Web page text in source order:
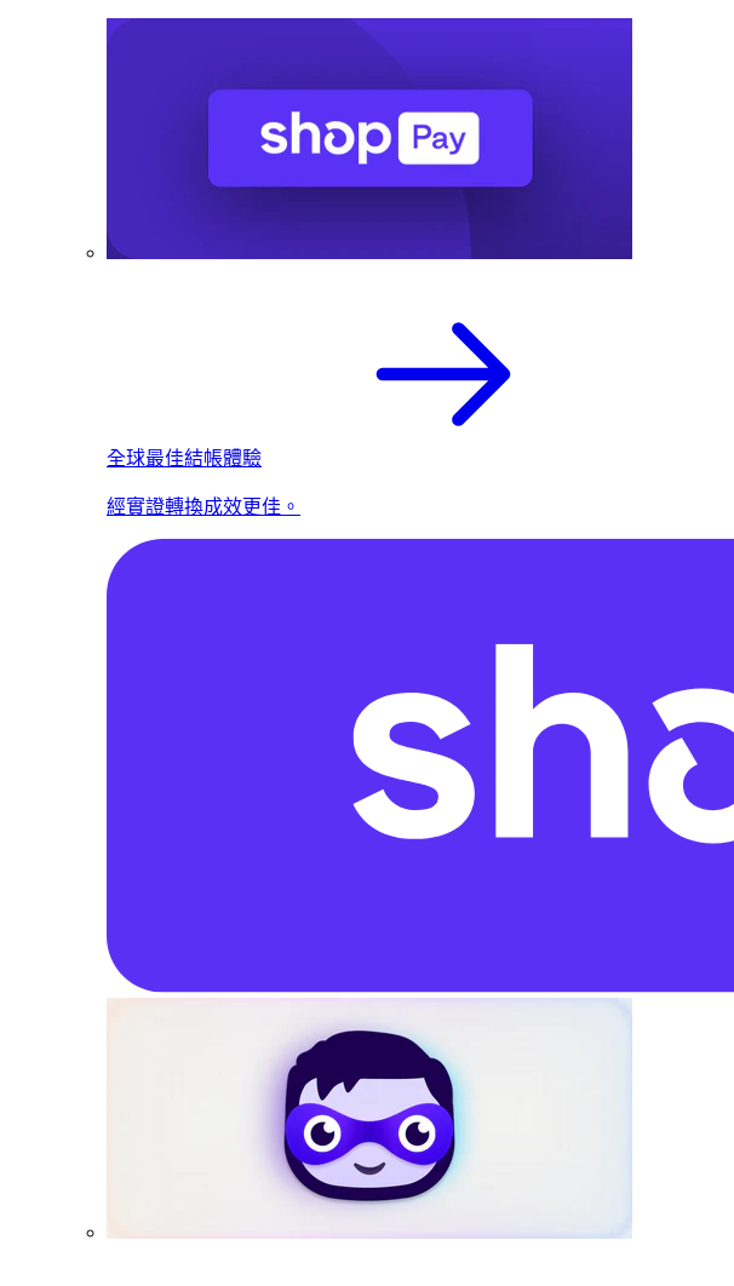
全球最佳結帳體驗
經實證轉換成效更佳。